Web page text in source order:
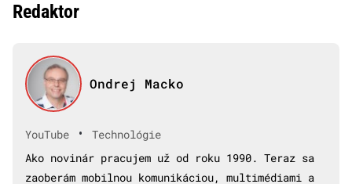
Redaktor
Ondrej Macko
YouTube •
Technológie
Ako novinár pracujem už od roku 1990. Teraz sa
zaoberám mobilnou komunikáciou, multimédiami a